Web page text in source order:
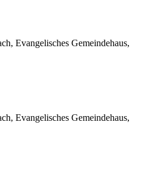
Evangelisches Gemeindehaus,
Evangelisches Gemeindehaus,